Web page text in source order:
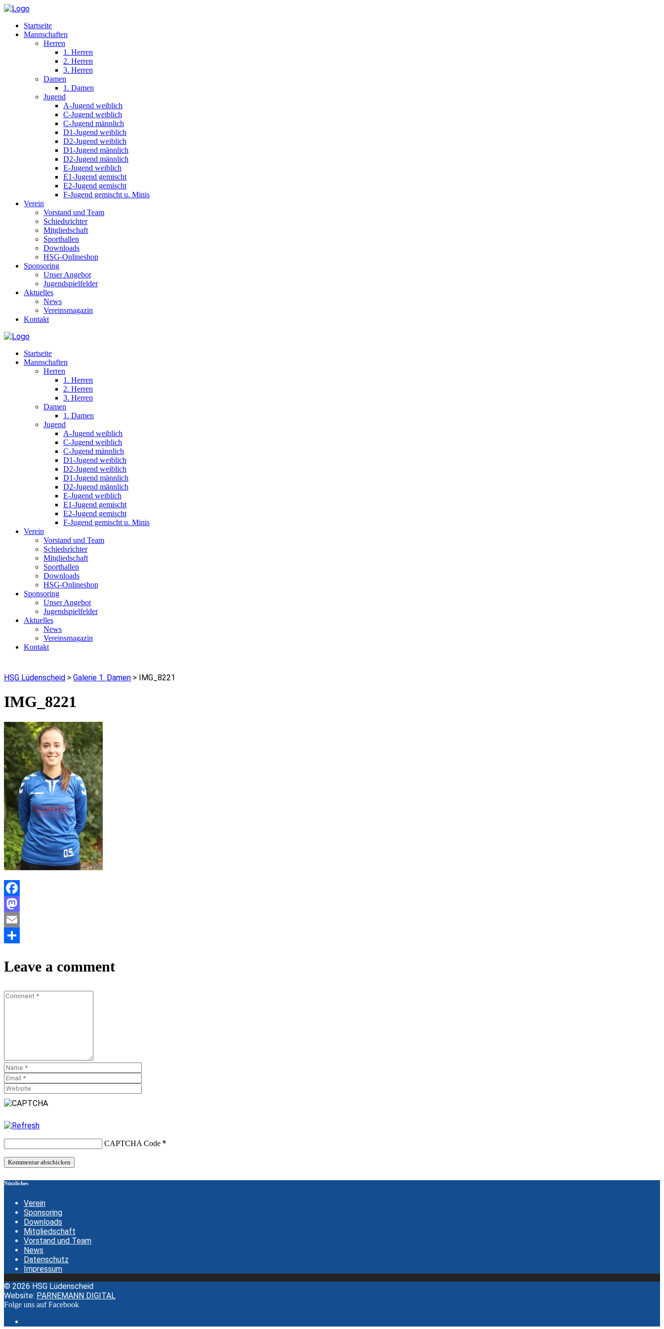
Startseite
Mannschaften
Herren
1. Herren
2. Herren
3. Herren
Damen
1. Damen
Jugend
A-Jugend weiblich
C-Jugend weiblich
C-Jugend männlich
D1-Jugend weiblich
D2-Jugend weiblich
D1-Jugend männlich
D2-Jugend männlich
E-Jugend weiblich
E1-Jugend gemischt
E2-Jugend gemischt
F-Jugend gemischt u. Minis
Verein
Vorstand und Team
Schiedsrichter
Mitgliedschaft
Sporthallen
Downloads
HSG-Onlineshop
Sponsoring
Unser Angebot
Jugendspielfelder
Aktuelles
News
Vereinsmagazin
Kontakt
Startseite
Mannschaften
Herren
1. Herren
2. Herren
3. Herren
Damen
1. Damen
Jugend
A-Jugend weiblich
C-Jugend weiblich
C-Jugend männlich
D1-Jugend weiblich
D2-Jugend weiblich
D1-Jugend männlich
D2-Jugend männlich
E-Jugend weiblich
E1-Jugend gemischt
E2-Jugend gemischt
F-Jugend gemischt u. Minis
Verein
Vorstand und Team
Schiedsrichter
Mitgliedschaft
Sporthallen
Downloads
HSG-Onlineshop
Sponsoring
Unser Angebot
Jugendspielfelder
Aktuelles
News
Vereinsmagazin
Kontakt
HSG Lüdenscheid > Galerie 1. Damen > IMG_8221
IMG_8221
Facebook
Mastodon
Email
Leave a comment
CAPTCHA Code *
Nützliches
Verein
Sponsoring
Downloads
Mitgliedschaft
Vorstand und Team
News
Datenschutz
Impressum
© 2026 HSG Lüdenscheid
Website: PARNEMANN DIGITAL
Folge uns auf Facebook